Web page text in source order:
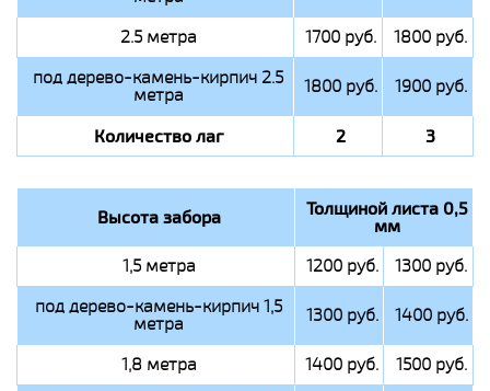
2.5 метра
1700 руб.
1800 руб.
под дерево-камень-кирпич 2.5
метра 1800 руб. 1900 руб.
Количество лаг 2 3
Высота забора Толщиной листа 0,5
мм
1,5 метра 1200 руб.
1300 руб.
под дерево-камень-кирпич 1,5
метра 1300 руб. 1400 руб.
1,8 метра 1400 руб.
1500 руб.